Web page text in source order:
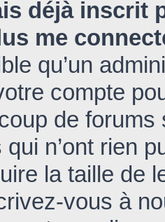
déjà inscrit
me
qu’un
compte
de
qui n’ont rien
la taille de
vous à